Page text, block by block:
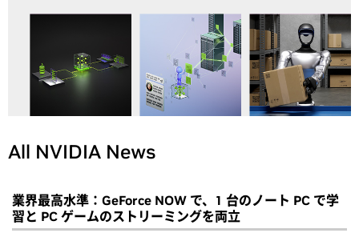
All NVIDIA News
業界最高水準：GeForce NOW で、1 台のノート PC で学
習と PC ゲームのストリーミングを両立